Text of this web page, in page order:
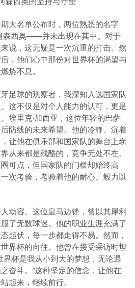
大名单公布时，两位熟悉的名字
西奥——并未出现在其中。对于
说，这无疑是一次沉重的打击。然
，他们心中那份对世界杯的渴望与
烧不息。
足球的观察者，我深知入选国家队
这不仅是对个人能力的认可，更是
埃里克·加西亚，这位年轻的巴萨
防线的未来希望。他的冷静、沉着
让他在俱乐部和国家队的舞台上崭
从来都是残酷的，竞争无处不在。
可点，但国家队的门槛却始终高
次考验，考验着他的耐心、毅力以
动容。这位皇马边锋，曾以其犀利
了无数球迷。他的职业生涯充满了
起伏，每一步都走得不易。然而，
界杯的向往。他曾在接受采访时坦
界杯是我从小到大的梦想，无论遇
奋斗。”这种坚定的信念，让他在
起来，继续前行。